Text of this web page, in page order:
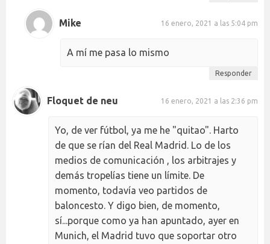
Mike 16 enero, 2021 a las 5:04 pm
A mí me pasa lo mismo
Responder
Floquet de neu 16 enero, 2021 a las 2:36 pm
Yo, de ver fútbol, ya me he "quitao". Harto
de que se rían del Real Madrid. Lo de los
medios de comunicación , los arbitrajes y
demás tropelías tiene un límite. De
momento, todavía veo partidos de
baloncesto. Y digo bien, de momento,
sí...porque como ya han apuntado, ayer en
Munich, el Madrid tuvo que soportar otro